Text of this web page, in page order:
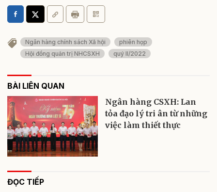
Ngân hàng chính sách Xã hội
phiên họp
Hội đồng quản trị NHCSXH
quý II/2022
BÀI LIÊN QUAN
Ngân hàng CSXH: Lan
tỏa đạo lý tri ân từ những
việc làm thiết thực
ĐỌC TIẾP